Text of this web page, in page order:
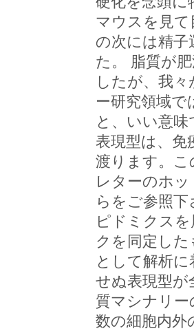
マウスを見
の次には精
た。 脂質が
したが、我
ー研究領域
と、いい意
表現型は、免
渡ります。こ
レターのホ
らをご参照
ピドミクス
クを同定し
として解析
せぬ表現型が
質マシナリ
数の細胞内外